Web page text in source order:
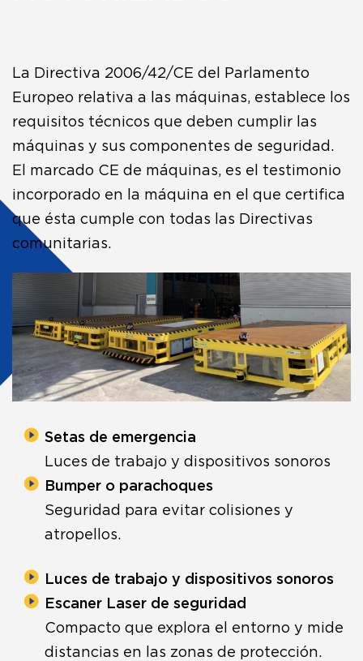
La Directiva 2006/42/CE del Parlamento
Europeo relativa a las máquinas, establece los
requisitos técnicos que deben cumplir las
máquinas y sus componentes de seguridad.
El marcado CE de máquinas, es el testimonio
incorporado en la máquina en el que certifica
que ésta cumple con todas las Directivas
comunitarias.
Setas de emergencia
Luces de trabajo y dispositivos sonoros
Bumper o parachoques
Seguridad para evitar colisiones y
atropellos.
Luces de trabajo y dispositivos sonoros
Escaner Laser de seguridad
Compacto que explora el entorno y mide
distancias en las zonas de protección.